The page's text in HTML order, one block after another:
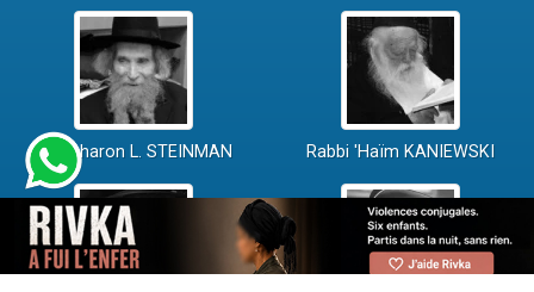
Rav Aharon L. STEINMAN Rabbi 'Haïm KANIEWSKI